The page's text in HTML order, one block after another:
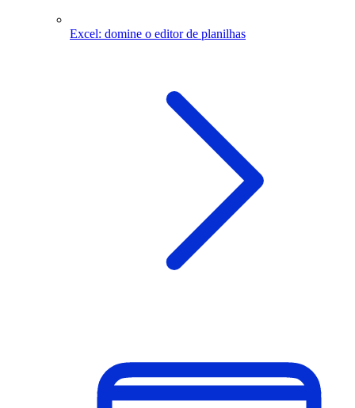
Excel: domine o editor de planilhas